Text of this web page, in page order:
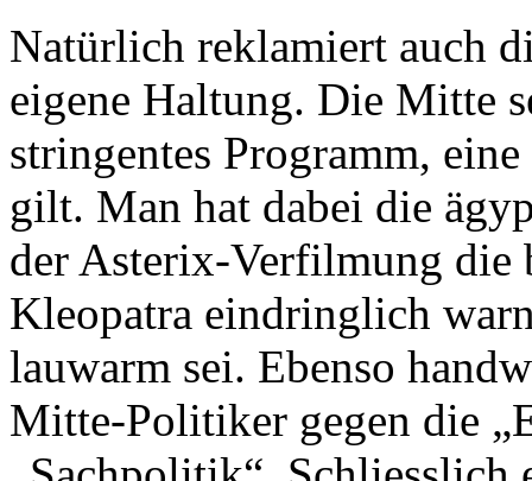
Natürlich reklamiert auch
eigene Haltung. Die Mitte
stringentes Programm,
gilt. Man hat dabei die
der Asterix-Verfilmung die
Kleopatra eindringlich
lauwarm sei. Ebenso
Mitte-Politiker gegen die